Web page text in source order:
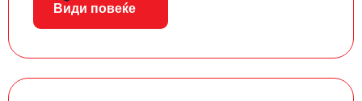
Види повеќе